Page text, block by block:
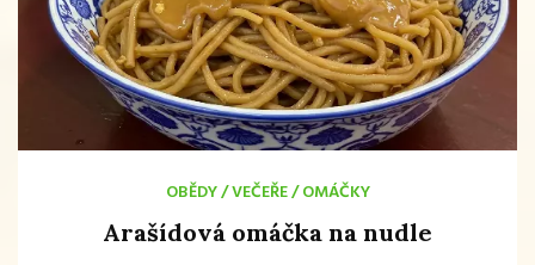
OBĚDY/VEČEŘE/OMÁČKY
Arašídová omáčka na nudle